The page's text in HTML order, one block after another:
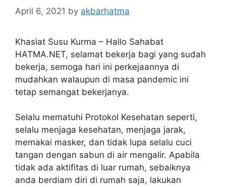
April 6, 2021 by akbarhatma
Khasiat Susu Kurma – Hallo Sahabat
HATMA.NET, selamat bekerja bagi yang sudah
bekerja, semoga hari ini perkejaannya di
mudahkan walaupun di masa pandemic ini
tetap semangat bekerjanya.
Selalu mematuhi Protokol Kesehatan seperti,
selalu menjaga kesehatan, menjaga jarak,
memakai masker, dan tidak lupa selalu cuci
tangan dengan sabun di air mengalir. Apabila
tidak ada aktifitas di luar rumah, sebaiknya
anda berdiam diri di rumah saja, lakukan